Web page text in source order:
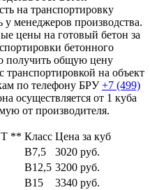
на транспортировку
менеджеров производства.
цены на готовый бетон за
бетонного
получить общую цену
транспортировкой на объект
по телефону БРУ+7 (499)
осуществляется от 1 куба
от производителя.
** Класс Цена за куб
В7,5
3020 руб.
В12,5 3200 руб.
В15
3340 руб.